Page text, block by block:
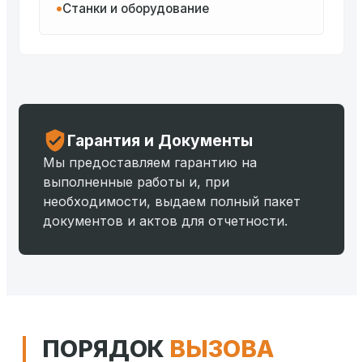
Станки и оборудование
Гарантия и Документы
Мы предоставляем гарантию на
выполненные работы и, при
необходимости, выдаем полный пакет
документов и актов для отчетности.
ПОРЯДОК ВЫЗОВА